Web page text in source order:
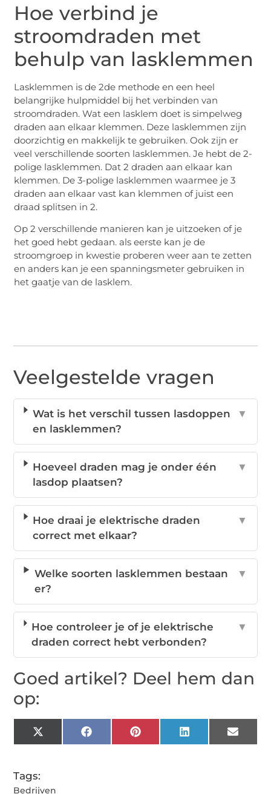
Hoe verbind je
stroomdraden met
behulp van lasklemmen
Lasklemmen is de 2de methode en een heel
belangrijke hulpmiddel bij het verbinden van
stroomdraden. Wat een lasklem doet is simpelweg
draden aan elkaar klemmen. Deze lasklemmen zijn
doorzichtig en makkelijk te gebruiken. Ook zijn er
veel verschillende soorten lasklemmen. Je hebt de 2-
polige lasklemmen. Dat 2 draden aan elkaar kan
klemmen. De 3-polige lasklemmen waarmee je 3
draden aan elkaar vast kan klemmen of juist een
draad splitsen in 2.
Op 2 verschillende manieren kan je uitzoeken of je
het goed hebt gedaan. als eerste kan je de
stroomgroep in kwestie proberen weer aan te zetten
en anders kan je een spanningsmeter gebruiken in
het gaatje van de lasklem.
Veelgestelde vragen
Wat is het verschil tussen lasdoppen
en lasklemmen?
▼
Hoeveel draden mag je onder één
lasdop plaatsen?
▼
Hoe draai je elektrische draden
correct met elkaar?
▼
Welke soorten lasklemmen bestaan
er?
▼
Hoe controleer je of je elektrische
draden correct hebt verbonden?
▼
Goed artikel? Deel hem dan
op:
X
(Twitter)
FacebookPinterestLinkedIn Email
Tags:
Bedrijven